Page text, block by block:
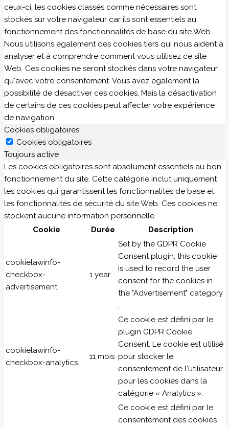
ceux-ci, les cookies classés comme nécessaires sont
stockés sur votre navigateur car ils sont essentiels au
fonctionnement des fonctionnalités de base du site Web.
Nous utilisons également des cookies tiers qui nous aident à
analyser et à comprendre comment vous utilisez ce site
Web. Ces cookies ne seront stockés dans votre navigateur
qu'avec votre consentement. Vous avez également la
possibilité de désactiver ces cookies. Mais la désactivation
de certains de ces cookies peut affecter votre expérience
de navigation.
Cookies obligatoires
Cookies obligatoires
Toujours activé
Les cookies obligatoires sont absolument essentiels au bon
fonctionnement du site. Cette catégorie inclut uniquement
les cookies qui garantissent les fonctionnalités de base et
les fonctionnalités de sécurité du site Web. Ces cookies ne
stockent aucune information personnelle.
Cookie
Durée Description
cookielawinfo-
checkbox-
advertisement
1 year
Set by the GDPR Cookie
Consent plugin, this cookie
is used to record the user
consent for the cookies in
the "Advertisement" category
.
cookielawinfo-
checkbox-analytics
11 mois
Ce cookie est défini par le
plugin GDPR Cookie
Consent. Le cookie est utilisé
pour stocker le
consentement de l'utilisateur
pour les cookies dans la
catégorie « Analytics ».
Ce cookie est défini par le
consentement des cookies